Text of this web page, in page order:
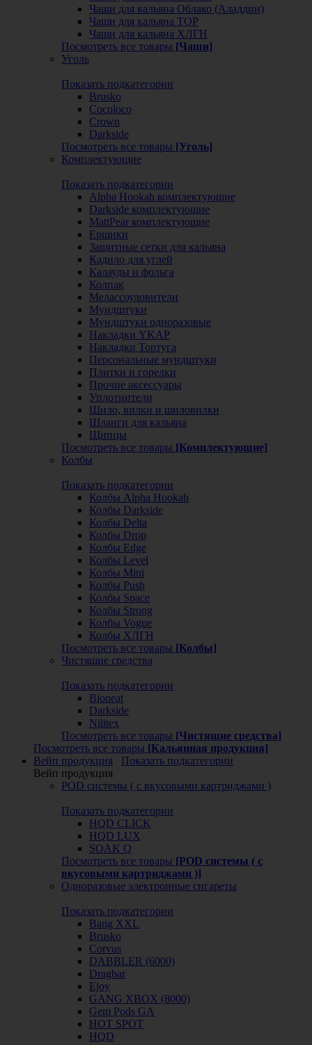
Чаши для кальяна Облако (Аладдин)
Чаши для кальяна ТОР
Чаши для кальяна ХЛГН
Посмотреть все товары [Чаши]
Уголь
Показать подкатегории
Brusko
Cocoloco
Crown
Darkside
Посмотреть все товары [Уголь]
Комплектующие
Показать подкатегории
Alpha Hookah комплектующие
Darkside комплектующие
MattPear комплектующие
Ершики
Защитные сетки для кальяна
Кадило для углей
Калауды и фольга
Колпак
Мелассоуловители
Мундштуки
Мундштуки одноразовые
Накладки YKAP
Накладки Тортуга
Персональные мундштуки
Плитки и горелки
Прочие аксессуары
Уплотнители
Шило, вилки и шиловилки
Шланги для кальяна
Щипцы
Посмотреть все товары [Комплектующие]
Колбы
Показать подкатегории
Колбы Alpha Hookah
Колбы Darkside
Колбы Delta
Колбы Drop
Колбы Edge
Колбы Level
Колбы Mini
Колбы Push
Колбы Space
Колбы Strong
Колбы Vogue
Колбы ХЛГН
Посмотреть все товары [Колбы]
Чистящие средства
Показать подкатегории
Bioneat
Darkside
Nilitex
Посмотреть все товары [Чистящие средства]
Посмотреть все товары [Кальянная продукция]
Вейп продукция
Показать подкатегории
Вейп продукция
POD системы ( с вкусовыми картриджами )
Показать подкатегории
HQD CLICK
HQD LUX
SOAK Q
Посмотреть все товары [POD системы ( с
вкусовыми картриджами )]
Одноразовые электронные сигареты
Показать подкатегории
Bang XXL
Brusko
Corvus
DABBLER (6000)
Dragbar
Ejoy
GANG XBOX (8000)
Gem Pods GA
HOT SPOT
HQD